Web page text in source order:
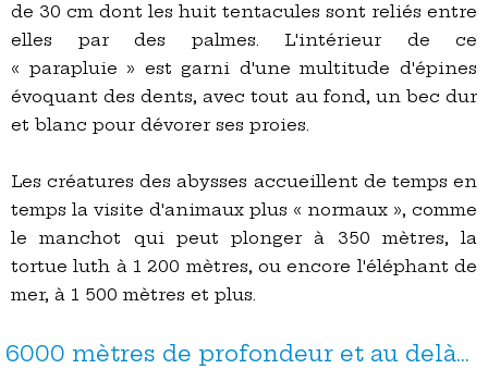
de 30 cm dont les huit tentacules sont reliés entre
elles par des palmes. L'intérieur de ce
« parapluie » est garni d'une multitude d'épines
évoquant des dents, avec tout au fond, un bec dur
et blanc pour dévorer ses proies.
Les créatures des abysses accueillent de temps en
temps la visite d'animaux plus « normaux », comme
le manchot qui peut plonger à 350 mètres, la
tortue luth à 1 200 mètres, ou encore l'éléphant de
mer, à 1 500 mètres et plus.
6000 mètres de profondeur et au delà...